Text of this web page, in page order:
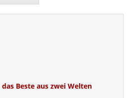
Beste aus zwei Welten